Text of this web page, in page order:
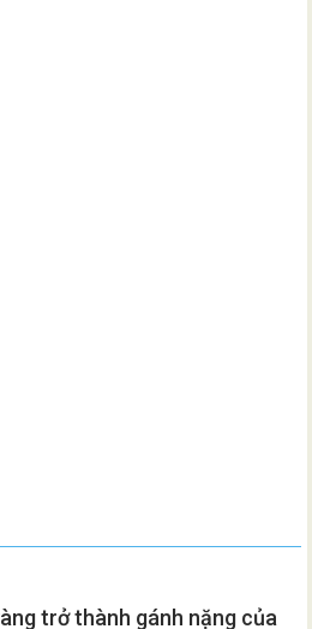
trở thành gánh nặng của